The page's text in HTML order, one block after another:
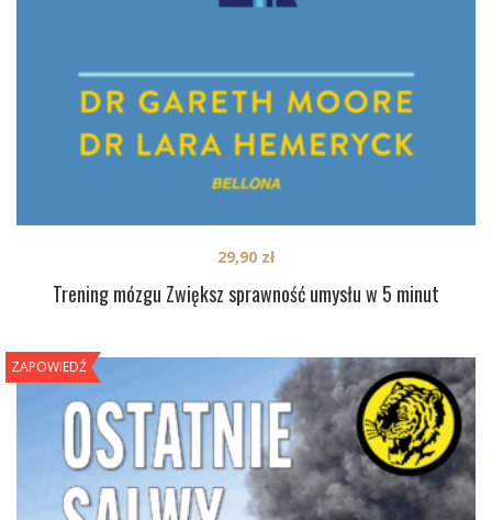
Trening mózgu Zwiększ sprawność umysłu w 5 minut
29,90 zł
ZAPOWIEDŹ